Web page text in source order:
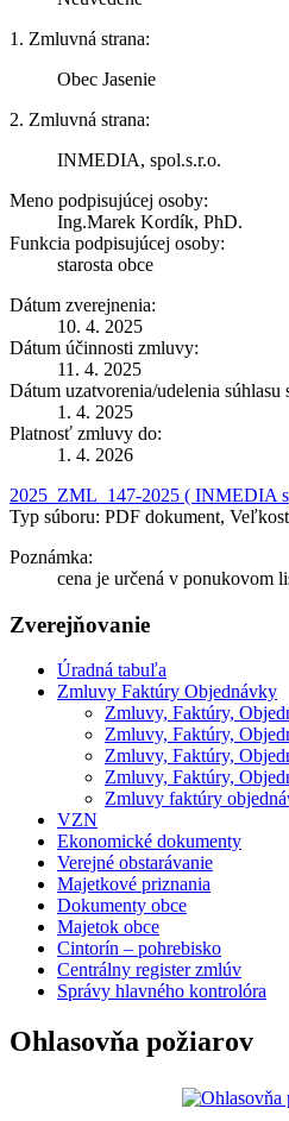
1. Zmluvná strana:
Obec Jasenie
2. Zmluvná strana:
INMEDIA, spol.s.r.o.
Meno podpisujúcej osoby:
Ing.Marek Kordík, PhD.
Funkcia podpisujúcej osoby:
starosta obce
Dátum zverejnenia:
10. 4. 2025
Dátum účinnosti zmluvy:
11. 4. 2025
Dátum uzatvorenia/udelenia
1. 4. 2025
Platnosť zmluvy do:
1. 4. 2026
2025_ZML_147-2025 ( INMEDIA
Typ súboru: PDF dokument,
Poznámka:
cena je určená v ponukovom
Zverejňovanie
Úradná tabuľa
Zmluvy Faktúry Objednávky
Zmluvy, Faktúry,
Zmluvy, Faktúry,
Zmluvy, Faktúry,
Zmluvy, Faktúry,
Zmluvy faktúry
VZN
Ekonomické dokumenty
Verejné obstarávanie
Majetkové priznania
Dokumenty obce
Majetok obce
Cintorín – pohrebisko
Centrálny register zmlúv
Správy hlavného kontrolóra
Ohlasovňa požiarov